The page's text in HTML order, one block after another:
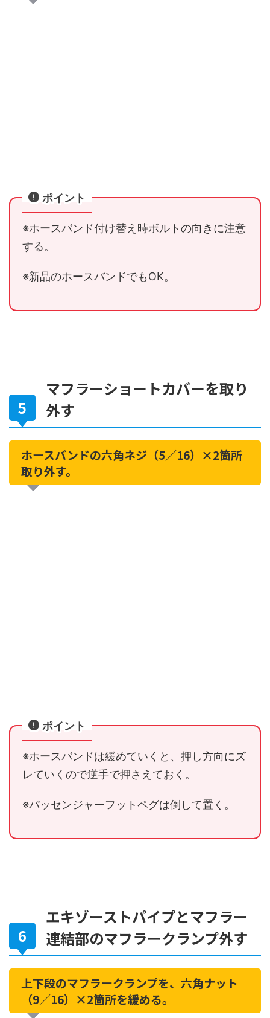
ポイント
※ホースバンド付け替え時ボルトの向きに注意
する。
※新品のホースバンドでもOK。
マフラーショートカバーを取り
外す
ホースバンドの六角ネジ（5／16）×2箇所
取り外す。
ポイント
※ホースバンドは緩めていくと、押し方向にズ
レていくので逆手で押さえておく。
※パッセンジャーフットペグは倒して置く。
エキゾーストパイプとマフラー
連結部のマフラークランプ外す
上下段のマフラークランプを、六角ナット
（9／16）×2箇所を緩める。